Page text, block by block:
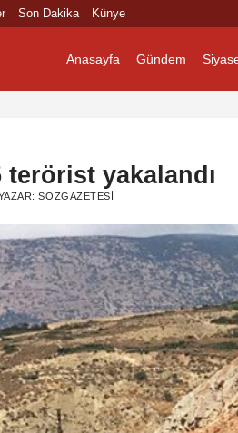
Son Dakika Künye
Anasayfa Gündem
yakalandı
SOZGAZETESI